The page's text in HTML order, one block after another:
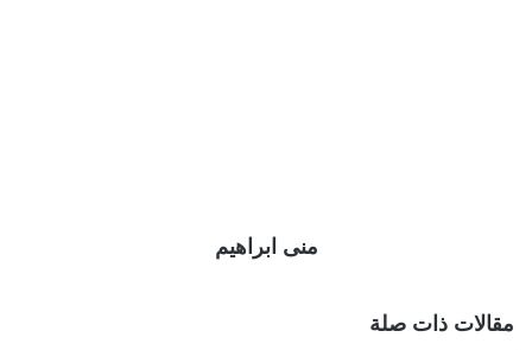
منى ابراهيم
مقالات ذات صلة